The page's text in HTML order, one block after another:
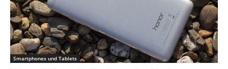
Smartphones und Tablets